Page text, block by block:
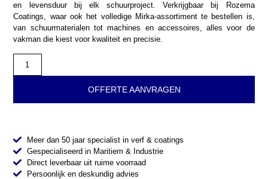
en levensduur bij elk schuurproject. Verkrijgbaar bij Rozema
Coatings, waar ook het volledige Mirka-assortiment te bestellen is,
van schuurmaterialen tot machines en accessoires, alles voor de
vakman die kiest voor kwaliteit en precisie.
OFFERTE AANVRAGEN
Meer dan 50 jaar specialist in verf & coatings
Gespecialiseerd in Maritiem & Industrie
Direct leverbaar uit ruime voorraad
Persoonlijk en deskundig advies